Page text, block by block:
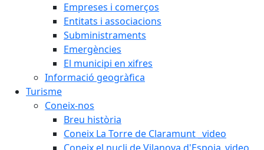
Empreses i comerços
Entitats i associacions
Subministraments
Emergències
El municipi en xifres
Informació geogràfica
Turisme
Coneix-nos
Breu història
Coneix La Torre de Claramunt _video